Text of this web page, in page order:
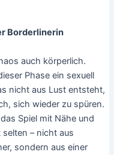
Borderlinerin
auch körperlich.
Phase ein sexuell
nicht aus Lust entsteht,
sich wieder zu spüren.
Spiel mit Nähe und
– nicht aus
sondern aus einer